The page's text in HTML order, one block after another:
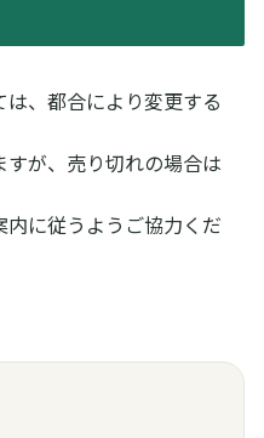
、都合により変更する
が、売り切れの場合は
に従うようご協力くだ